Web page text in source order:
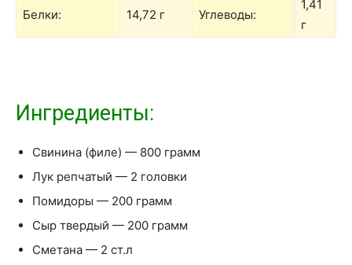
Белки: 14,72 г Углеводы:
1,41
г
Ингредиенты:
Свинина (филе) — 800 грамм
Лук репчатый — 2 головки
Помидоры — 200 грамм
Сыр твердый — 200 грамм
Сметана — 2 ст.л